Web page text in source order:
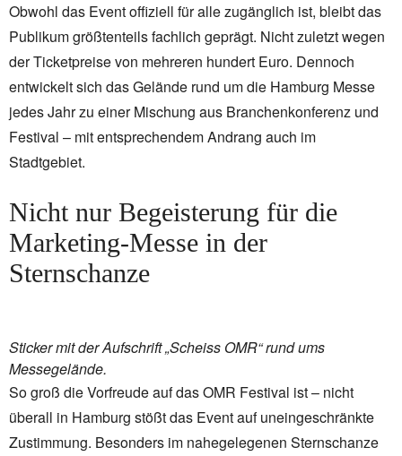
Obwohl das Event offiziell für alle zugänglich ist, bleibt das
Publikum größtenteils fachlich geprägt. Nicht zuletzt wegen
der Ticketpreise von mehreren hundert Euro. Dennoch
entwickelt sich das Gelände rund um die Hamburg Messe
jedes Jahr zu einer Mischung aus Branchenkonferenz und
Festival – mit entsprechendem Andrang auch im
Stadtgebiet.
Nicht nur Begeisterung für die
Marketing-Messe in der
Sternschanze
Sticker mit der Aufschrift „Scheiss OMR“ rund ums
Messegelände.
So groß die Vorfreude auf das OMR Festival ist – nicht
überall in Hamburg stößt das Event auf uneingeschränkte
Zustimmung. Besonders im nahegelegenen Sternschanze